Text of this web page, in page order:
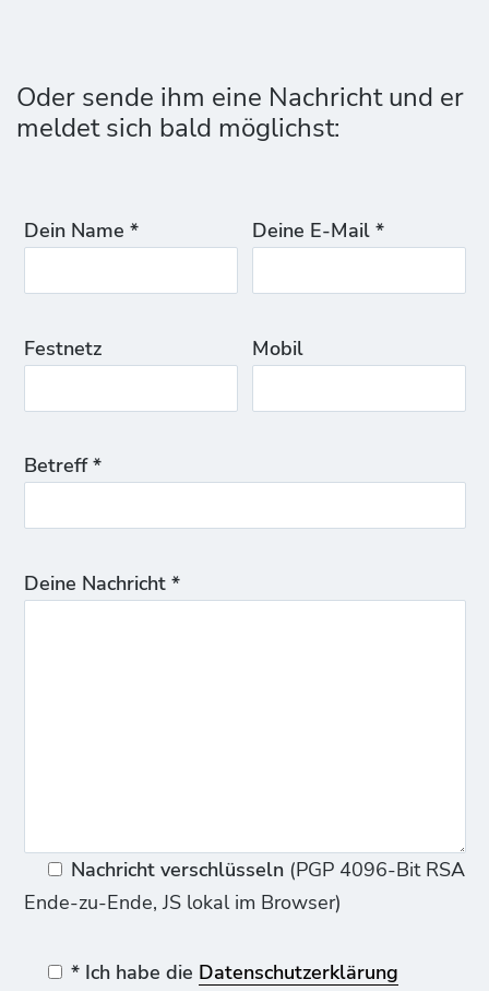
Oder sende ihm eine Nachricht und er
meldet sich bald möglichst:
Dein Name * Deine E-Mail *
Festnetz Mobil
Betreff *
Deine Nachricht *
Nachricht verschlüsseln(PGP 4096-Bit RSA
Ende-zu-Ende, JS lokal im Browser)
* Ich habe die Datenschutzerklärung